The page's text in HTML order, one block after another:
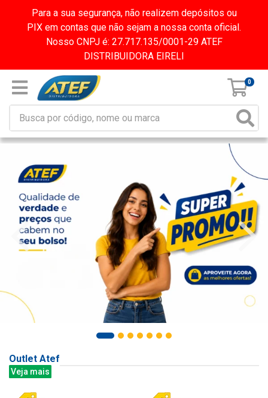
Para a sua segurança, não realizem depósitos ou
PIX em contas que não sejam a nossa conta oficial.
Nosso CNPJ é: 27.717.135/0001-29 ATEF
DISTRIBUIDORA EIRELI
0
Outlet Atef
Veja mais